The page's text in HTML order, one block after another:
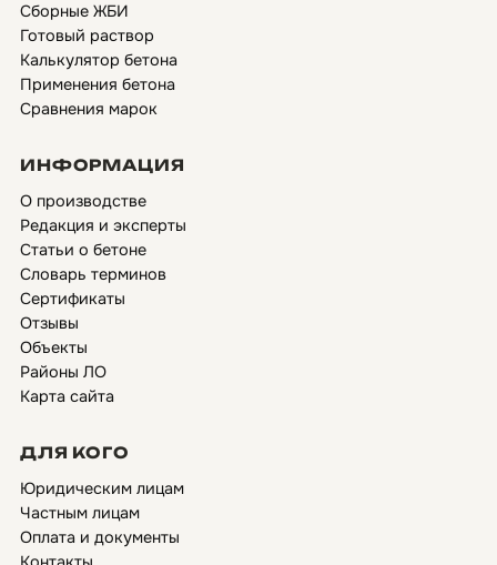
Сборные ЖБИ
Готовый раствор
Калькулятор бетона
Применения бетона
Сравнения марок
ИНФОРМАЦИЯ
О производстве
Редакция и эксперты
Статьи о бетоне
Словарь терминов
Сертификаты
Отзывы
Объекты
Районы ЛО
Карта сайта
ДЛЯ КОГО
Юридическим лицам
Частным лицам
Оплата и документы